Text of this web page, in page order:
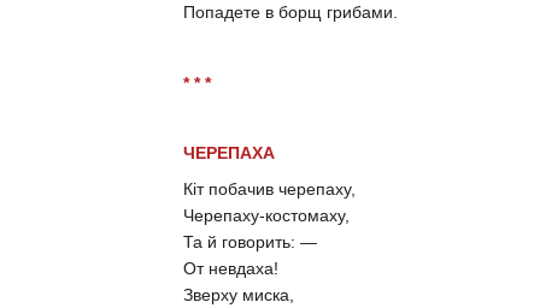
Попадете в борщ грибами.
* * *
ЧЕРЕПАХА
Кіт побачив черепаху,
Черепаху-костомаху,
Та й говорить: —
От невдаха!
Зверху миска,